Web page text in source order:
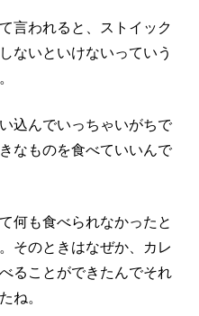
言われると、ストイック
ないといけないっていう
込んでいっちゃいがちで
なものを食べていいんで
何も食べられなかったと
。そのときはなぜか、カレ
ることができたんでそれ
ね。